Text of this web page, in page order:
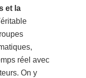
et la
réel avec
On y